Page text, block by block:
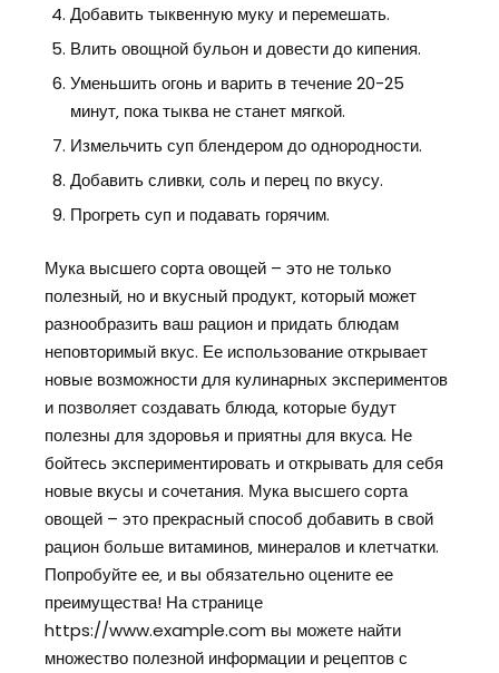
Добавить тыквенную муку и перемешать.
Влить овощной бульон и довести до кипения.
Уменьшить огонь и варить в течение 20-25
минут‚ пока тыква не станет мягкой.
Измельчить суп блендером до однородности.
Добавить сливки‚ соль и перец по вкусу.
Прогреть суп и подавать горячим.
Мука высшего сорта овощей – это не только
полезный‚ но и вкусный продукт‚ который может
разнообразить ваш рацион и придать блюдам
неповторимый вкус. Ее использование открывает
новые возможности для кулинарных экспериментов
и позволяет создавать блюда‚ которые будут
полезны для здоровья и приятны для вкуса. Не
бойтесь экспериментировать и открывать для себя
новые вкусы и сочетания. Мука высшего сорта
овощей – это прекрасный способ добавить в свой
рацион больше витаминов‚ минералов и клетчатки.
Попробуйте ее‚ и вы обязательно оцените ее
преимущества! На странице
https://www.example.com вы можете найти
множество полезной информации и рецептов с